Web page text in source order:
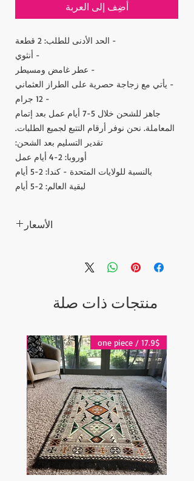
أضِف إلى العربة
- الحد الأدنى للطلب: 2 قطعة
- أنثوي
- عطر غامض ومسيطر
- يأتي مع زجاجة حصرية على الطراز العثماني
- 12 جرام
جاهز للشحن خلال 5-7 أيام عمل بعد إتمام
المعاملة. نحن نوفر أرقام التتبع لجميع الطلبات.
تقدير التسليم بعد الشحن:
أوروبا: 2-4 أيام عمل
بالنسبة للولايات المتحدة - كندا: 2-5 أيام
لبقية العالم: 2-5 أيام
الأسعار
100 قطعة ، 29 دولارًا للواحد
منتجات ذات صلة
17.9$ / one piece